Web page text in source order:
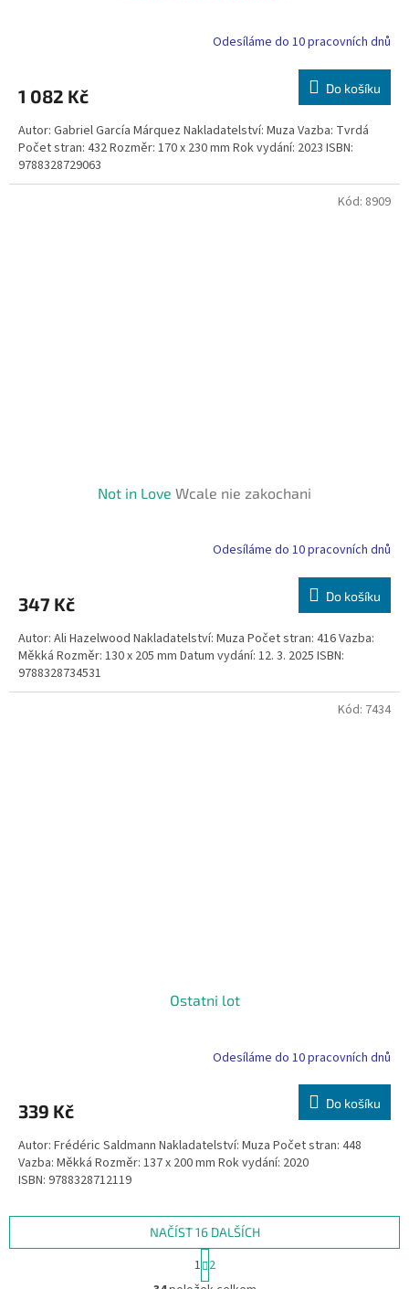
Odesíláme do 10 pracovních dnů
1 082 Kč Do košíku
Autor: Gabriel García Márquez Nakladatelství: Muza Vazba: Tvrdá
Počet stran: 432 Rozměr: 170 x 230 mm Rok vydání: 2023 ISBN:
9788328729063
Not in Love Wcale nie zakochani
Odesíláme do 10 pracovních dnů
347 Kč Do košíku
Autor: Ali Hazelwood Nakladatelství: Muza Počet stran: 416 Vazba:
Měkká Rozměr: 130 x 205 mm Datum vydání: 12. 3. 2025 ISBN:
9788328734531
Kód: 8909
Ostatni lot
Odesíláme do 10 pracovních dnů
339 Kč Do košíku
Autor: Frédéric Saldmann Nakladatelství: Muza Počet stran: 448
Vazba: Měkká Rozměr: 137 x 200 mm Rok vydání: 2020
ISBN: 9788328712119
Kód: 7434
O
NAČÍST 16 DALŠÍCH
t
1 2